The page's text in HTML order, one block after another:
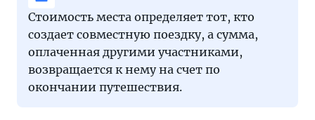
Стоимость места определяет тот, кто
создает совместную поездку, а сумма,
оплаченная другими участниками,
возвращается к нему на счет по
окончании путешествия.